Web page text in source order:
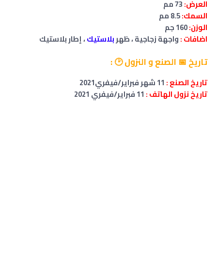
العرض:
السمك:
الوزن:
اضافات :واجهة زجاجية ، ظهربلاستيك، إطار بلاستيك
تاريخ 📅 الصنع و النزول 🕑 :
تاريخ الصنع : فبراير/فيفري2021
تاريخ نزول الهاتف : 11 فبراير/فيفري 2021